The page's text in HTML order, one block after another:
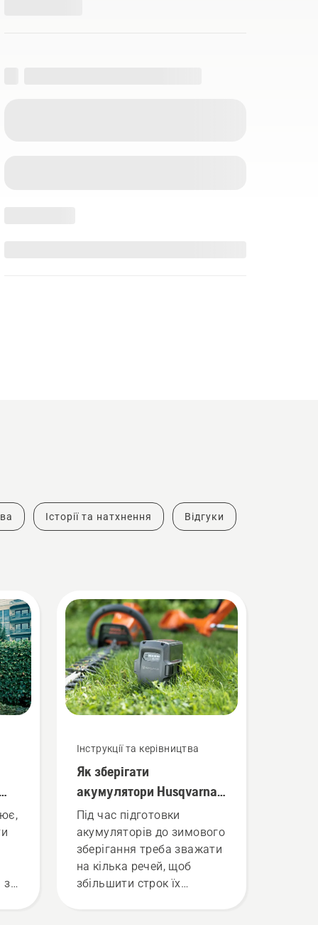
Історії та натхнення Відгуки
з
Інструкції та керівництва
Як зберігати
акумулятори Husqvarna
взимку
Під час підготовки
акумуляторів до зимового
зберігання треба зважати
на кілька речей, щоб
збільшити строк їх